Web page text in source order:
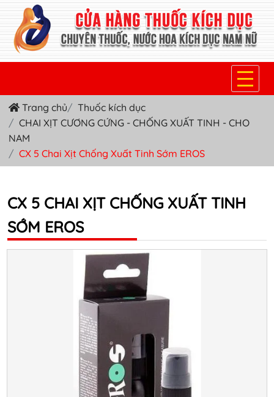
TRANG CHỦ
THUỐC KÍCH DỤC NỮ
THUỐC NƯỚC KÍCH DỤC NAM
SẢN PHẨM KHÁC
TIN TỨC & BLOG
Trang chủ
Thuốc kích dục
CHAI XỊT CƯƠNG CỨNG - CHỐNG XUẤT TINH - CHO
NAM
CX 5 Chai Xịt Chống Xuất Tinh Sớm EROS
CX 5 CHAI XỊT CHỐNG XUẤT TINH
SỚM EROS